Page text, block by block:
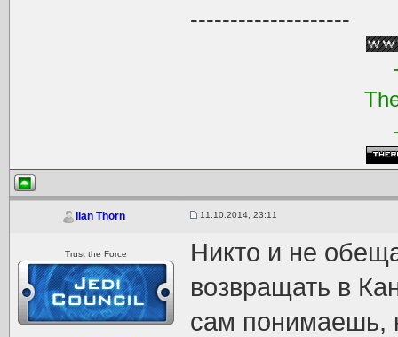
--------------------
Ilan Thorn 11.10.2014, 23:11
Trust the Force
Никто и не
возвращать в
сам понимаешь,